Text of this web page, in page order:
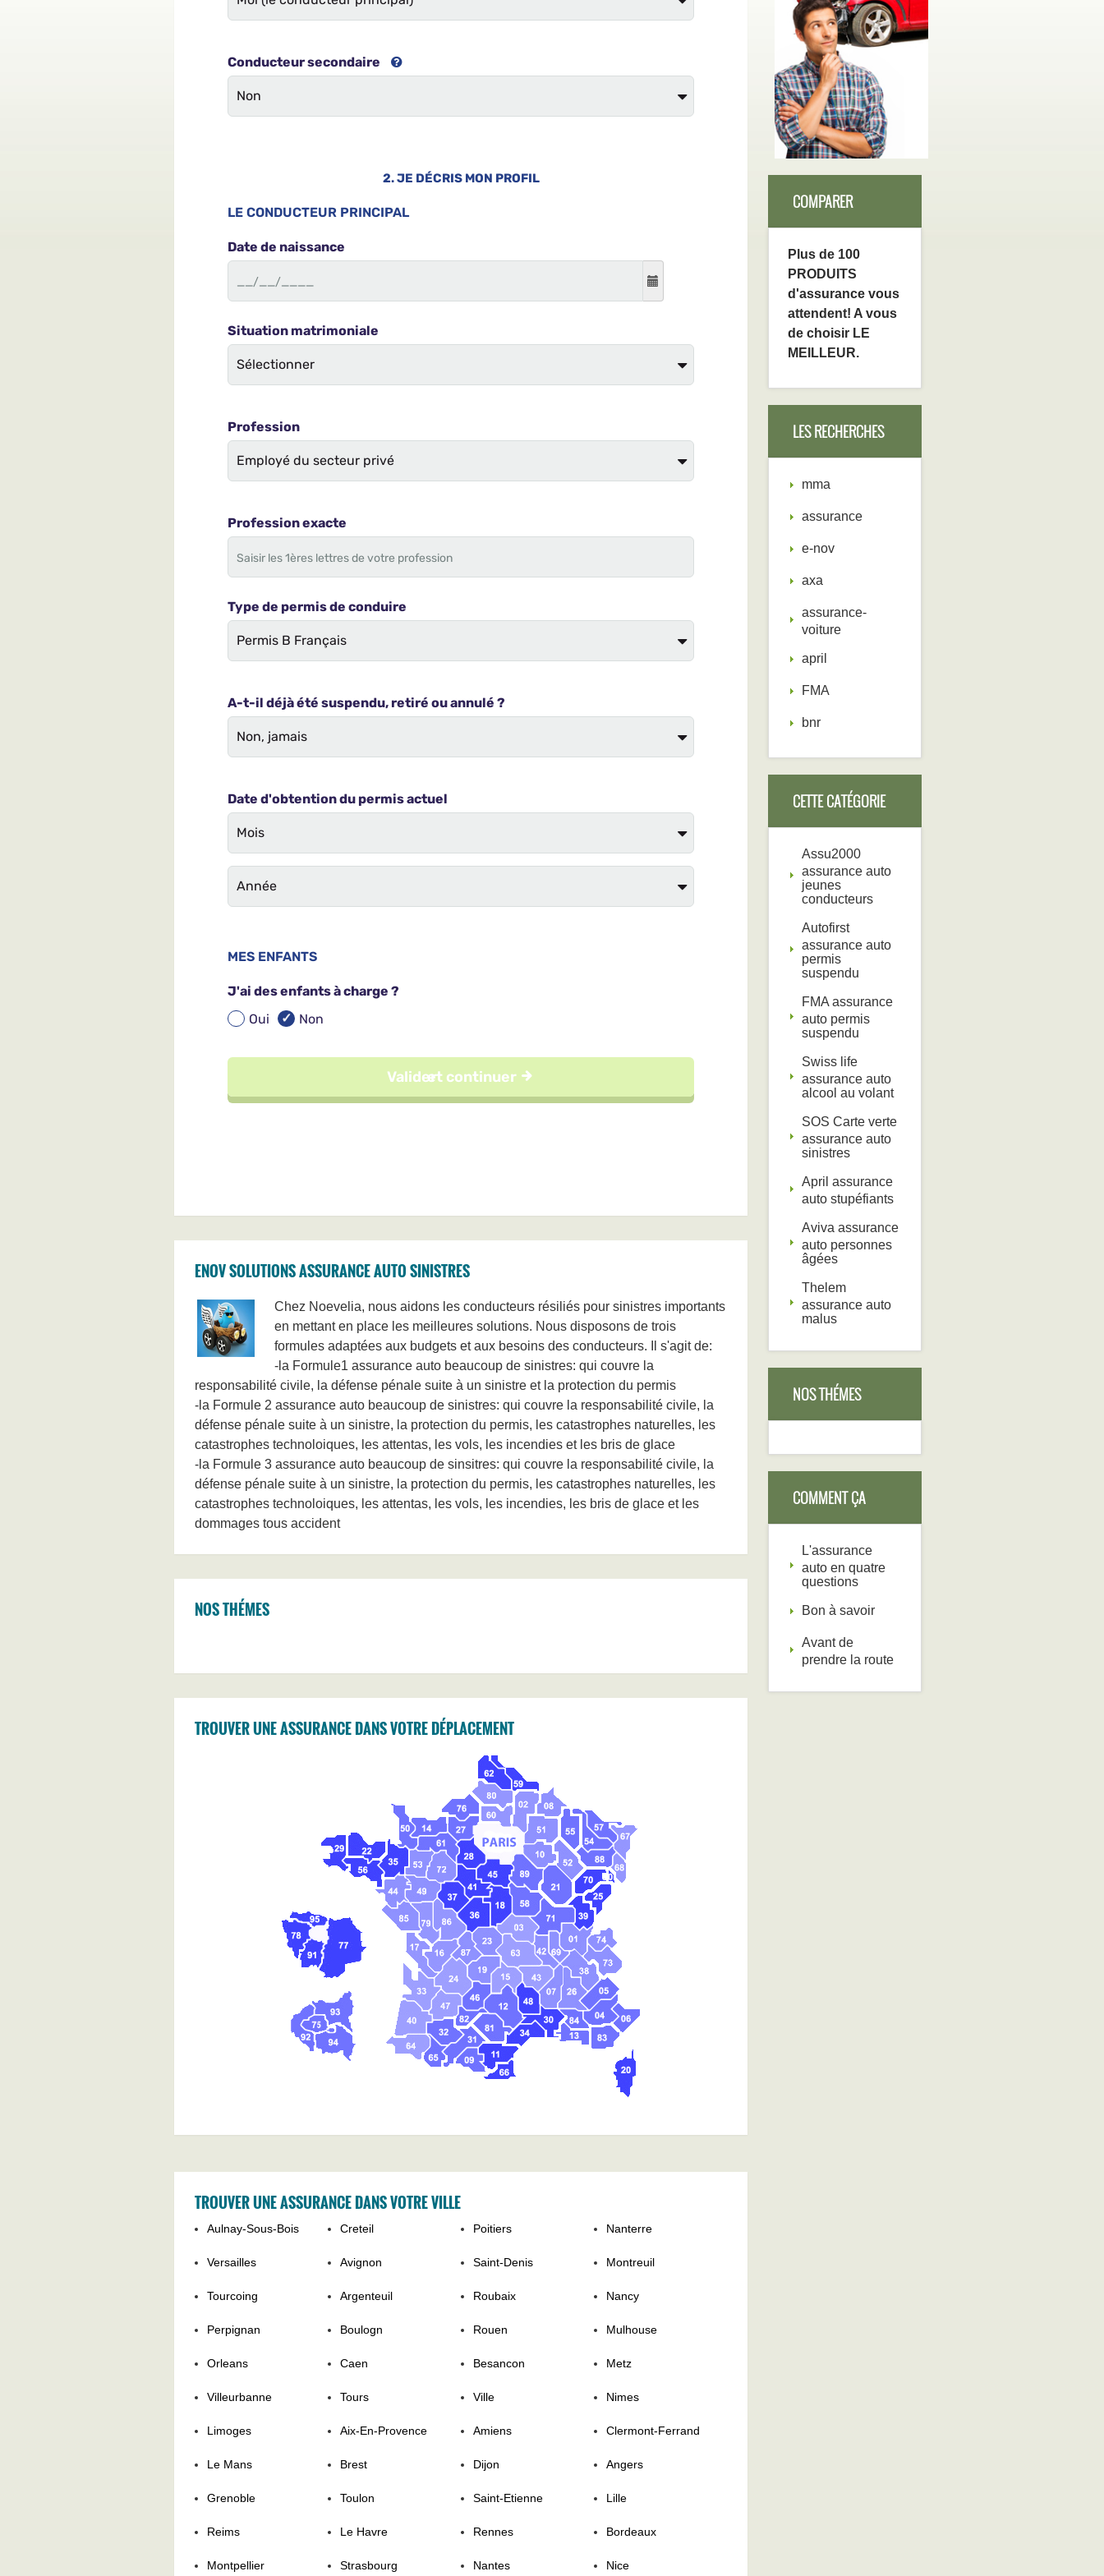
ENOV SOLUTIONS ASSURANCE AUTO SINISTRES
Chez Noevelia, nous aidons les conducteurs résiliés pour sinistres importants
en mettant en place les meilleures solutions. Nous disposons de trois
formules adaptées aux budgets et aux besoins des conducteurs. Il s'agit de:
-la Formule1 assurance auto beaucoup de sinistres: qui couvre la
responsabilité civile, la défense pénale suite à un sinistre et la protection du permis
-la Formule 2 assurance auto beaucoup de sinistres: qui couvre la responsabilité civile, la
défense pénale suite à un sinistre, la protection du permis, les catastrophes naturelles, les
catastrophes technoloiques, les attentas, les vols, les incendies et les bris de glace
-la Formule 3 assurance auto beaucoup de sinsitres: qui couvre la responsabilité civile, la
défense pénale suite à un sinistre, la protection du permis, les catastrophes naturelles, les
catastrophes technoloiques, les attentas, les vols, les incendies, les bris de glace et les
dommages tous accident
NOS THÉMES
TROUVER UNE ASSURANCE DANS VOTRE DÉPLACEMENT
TROUVER UNE ASSURANCE DANS VOTRE VILLE
Aulnay-Sous-Bois Creteil Poitiers Nanterre
Versailles Avignon Saint-Denis Montreuil
Tourcoing Argenteuil Roubaix Nancy
Perpignan Boulogn Rouen Mulhouse
Orleans Caen Besancon Metz
Villeurbanne Tours Ville Nimes
Limoges Aix-En-Provence Amiens Clermont-Ferrand
Le Mans Brest Dijon Angers
Grenoble Toulon Saint-Etienne Lille
Reims Le Havre Rennes Bordeaux
Montpellier Strasbourg Nantes Nice
COMPARER
Plus de 100
PRODUITS
d'assurance vous
attendent! A vous
de choisir LE
MEILLEUR.
LES RECHERCHES
mma
assurance
e-nov
axa
assurance-
voiture
april
FMA
bnr
CETTE CATÉGORIE
DEVRAIT AUSSI VOUS
INTÉRESSER
Assu2000
assurance auto
jeunes
conducteurs
Autofirst
assurance auto
permis
suspendu
FMA assurance
auto permis
suspendu
Swiss life
assurance auto
alcool au volant
SOS Carte verte
assurance auto
sinistres
April assurance
auto stupéfiants
Aviva assurance
auto personnes
âgées
Thelem
assurance auto
malus
NOS THÉMES
COMMENT ÇA
FONCTIONNE
L'assurance
auto en quatre
questions
Bon à savoir
Avant de
prendre la route